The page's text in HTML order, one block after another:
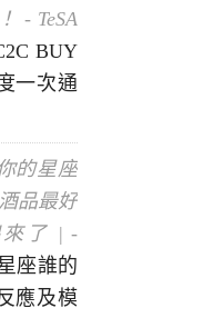
- TeSA
BUY
一次通
的星座
品最好
來了 | -
座誰的
應及模